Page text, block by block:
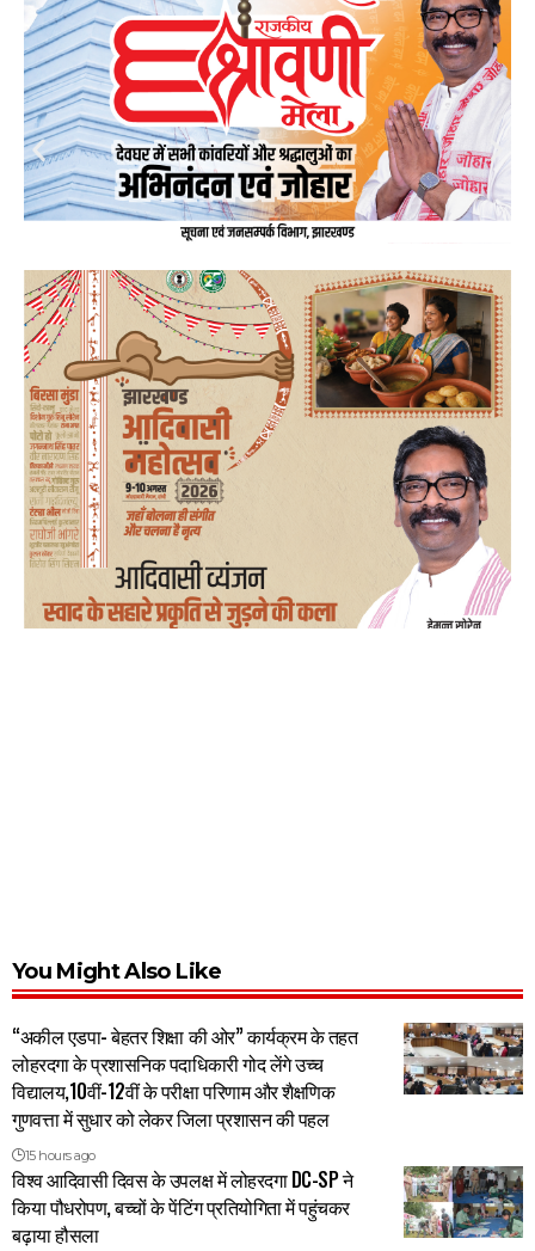
You Might Also Like
“अकील एडपा- बेहतर शिक्षा की ओर” कार्यक्रम के तहत
लोहरदगा के प्रशासनिक पदाधिकारी गोद लेंगे उच्च
विद्यालय,10वीं-12वीं के परीक्षा परिणाम और शैक्षणिक
गुणवत्ता में सुधार को लेकर जिला प्रशासन की पहल
15 hours ago
विश्व आदिवासी दिवस के उपलक्ष में लोहरदगा DC-SP ने
किया पौधरोपण, बच्चों के पेंटिंग प्रतियोगिता में पहुंचकर
बढ़ाया हौसला